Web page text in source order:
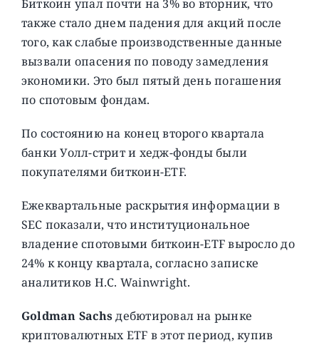
Биткоин упал почти на 3% во вторник, что
также стало днем ​​падения для акций после
того, как слабые производственные данные
вызвали опасения по поводу замедления
экономики. Это был пятый день погашения
по спотовым фондам.
По состоянию на конец второго квартала
банки Уолл-стрит и хедж-фонды были
покупателями биткоин-ETF.
Ежеквартальные раскрытия информации в
SEC показали, что институциональное
владение спотовыми биткоин-ETF выросло до
24% к концу квартала, согласно записке
аналитиков H.C. Wainwright.
Goldman Sachsдебютировал на рынке
криптовалютных ETF в этот период, купив